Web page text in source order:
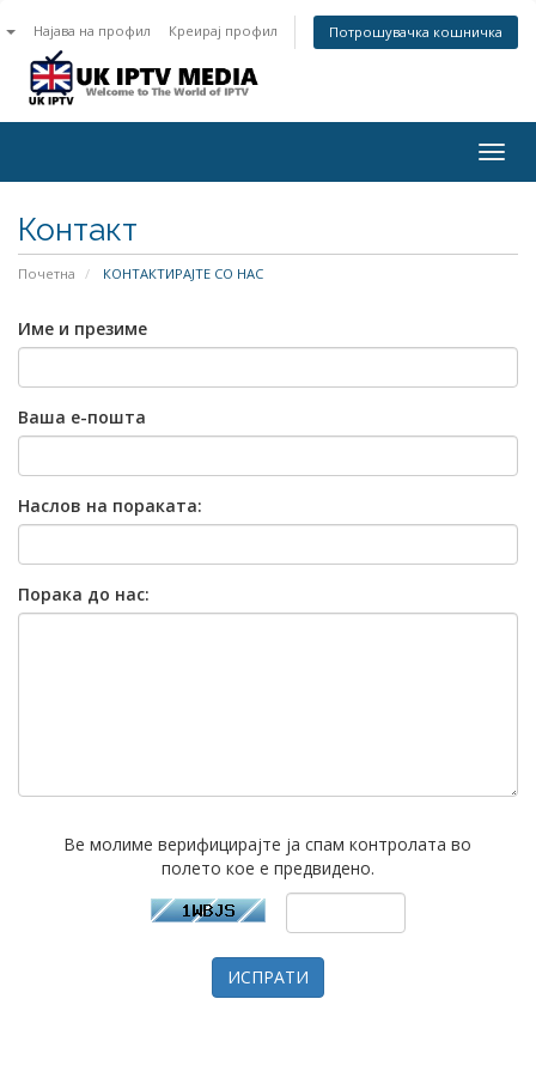
Најава на профил Креирај профил Потрошувачка кошничка
Контакт
Почетна КОНТАКТИРАЈТЕ СО НАС
Име и презиме
Ваша е-пошта
Наслов на пораката:
Порака до нас:
Ве молиме верифицирајте ја спам контролата во
полето кое е предвидено.
ИСПРАТИ